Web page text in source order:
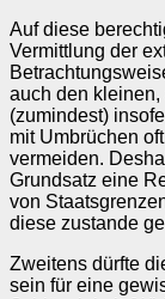
Auf diese
Vermittlung der
auch den
(zumindest)
mit Umbrüchen
vermeiden.
Grundsatz eine
von
diese zustande
Zweitens dürfte
sein für eine